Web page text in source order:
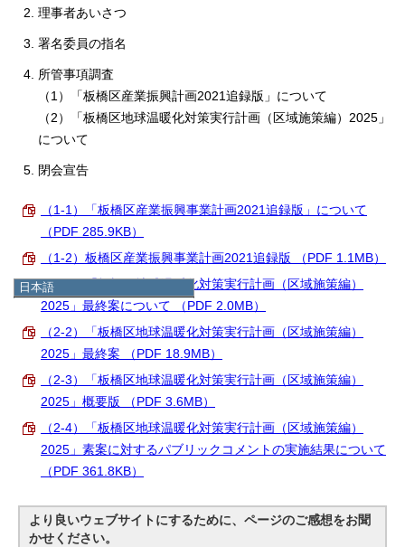
日本語
日本語
한국어
简体中文
繁體中文
理事者あいさつ
署名委員の指名
所管事項調査
（1）「板橋区産業振興計画2021追録版」について
（2）「板橋区地球温暖化対策実行計画（区域施策編）2025」
について
閉会宣告
（1-1）「板橋区産業振興事業計画2021追録版」について
（PDF 285.9KB）
（1-2）板橋区産業振興事業計画2021追録版 （PDF 1.1MB）
（2-1）「板橋区地球温暖化対策実行計画（区域施策編）
2025」最終案について （PDF 2.0MB）
（2-2）「板橋区地球温暖化対策実行計画（区域施策編）
2025」最終案 （PDF 18.9MB）
（2-3）「板橋区地球温暖化対策実行計画（区域施策編）
2025」概要版 （PDF 3.6MB）
（2-4）「板橋区地球温暖化対策実行計画（区域施策編）
2025」素案に対するパブリックコメントの実施結果について
（PDF 361.8KB）
より良いウェブサイトにするために、ページのご感想をお聞
かせください。